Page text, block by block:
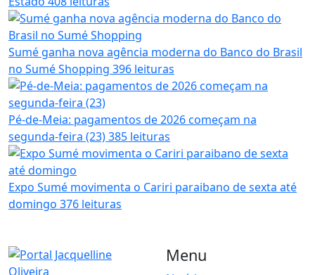
Sumé ganha nova agência moderna do Banco do Brasil
no Sumé Shopping 396 leituras
Pé-de-Meia: pagamentos de 2026 começam na
segunda-feira (23)385 leituras
Expo Sumé movimenta o Cariri paraibano de sexta até
domingo 376 leituras
Menu